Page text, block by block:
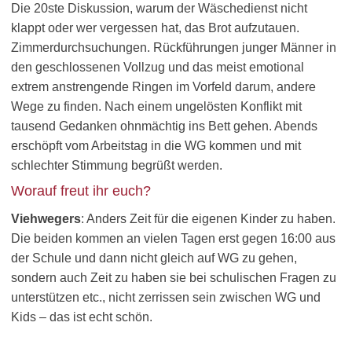
Die 20ste Diskussion, warum der Wäschedienst nicht
klappt oder wer vergessen hat, das Brot aufzutauen.
Zimmerdurchsuchungen. Rückführungen junger Männer in
den geschlossenen Vollzug und das meist emotional
extrem anstrengende Ringen im Vorfeld darum, andere
Wege zu finden. Nach einem ungelösten Konflikt mit
tausend Gedanken ohnmächtig ins Bett gehen. Abends
erschöpft vom Arbeitstag in die WG kommen und mit
schlechter Stimmung begrüßt werden.
Worauf freut ihr euch?
Viehwegers: Anders Zeit für die eigenen Kinder zu haben.
Die beiden kommen an vielen Tagen erst gegen 16:00 aus
der Schule und dann nicht gleich auf WG zu gehen,
sondern auch Zeit zu haben sie bei schulischen Fragen zu
unterstützen etc., nicht zerrissen sein zwischen WG und
Kids – das ist echt schön.